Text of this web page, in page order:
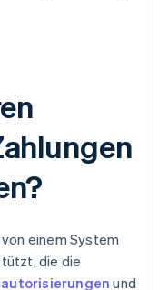
einem System
die die
und